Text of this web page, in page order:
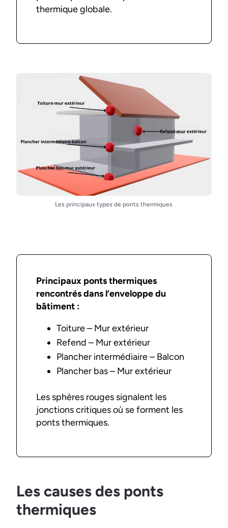
thermique globale.
Les principaux types de ponts thermiques
Principaux ponts thermiques
rencontrés dans l’enveloppe du
bâtiment :
Toiture – Mur extérieur
Refend – Mur extérieur
Plancher intermédiaire – Balcon
Plancher bas – Mur extérieur
Les sphères rouges signalent les
jonctions critiques où se forment les
ponts thermiques.
Les causes des ponts
thermiques